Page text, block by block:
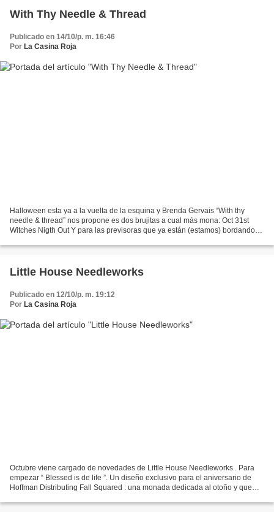
With Thy Needle & Thread
Publicado en 14/10/p. m. 16:46
Por La Casina Roja
Halloween esta ya a la vuelta de la esquina y Brenda Gervais “With thy
needle & thread” nos propone es dos brujitas a cual más mona: Oct 31st
Witches Nigth Out Y para las previsoras que ya están (estamos) bordando
Little House Needleworks
Publicado en 12/10/p. m. 19:12
Por La Casina Roja
Octubre viene cargado de novedades de Little House Needleworks . Para
empezar “ Blessed is de life ”. Un diseño exclusivo para el aniversario de
Hoffman Distributing Fall Squared : una monada dedicada al otoño y que